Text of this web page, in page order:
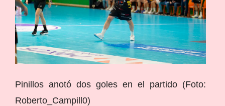
Pinillos anotó dos goles en el partido (Foto:
Roberto_Campill0)